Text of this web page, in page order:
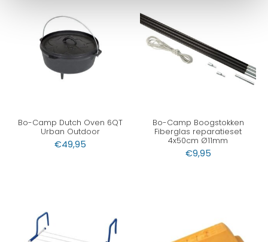
Bo-Camp Dutch Oven 6QT
Urban Outdoor
€49,95
Bo-Camp Boogstokken
Fiberglas reparatieset
4x50cm Ø11mm
€9,95